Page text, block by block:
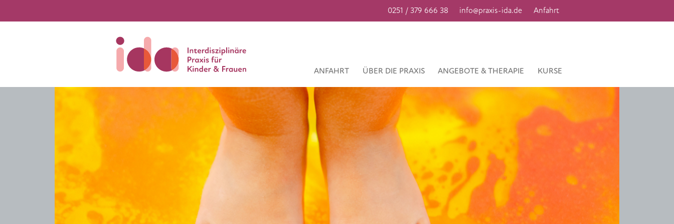
0251 / 379 666 38 info@praxis-ida.de Anfahrt
ANFAHRT ÜBER DIE PRAXIS ANGEBOTE & THERAPIE KURSE